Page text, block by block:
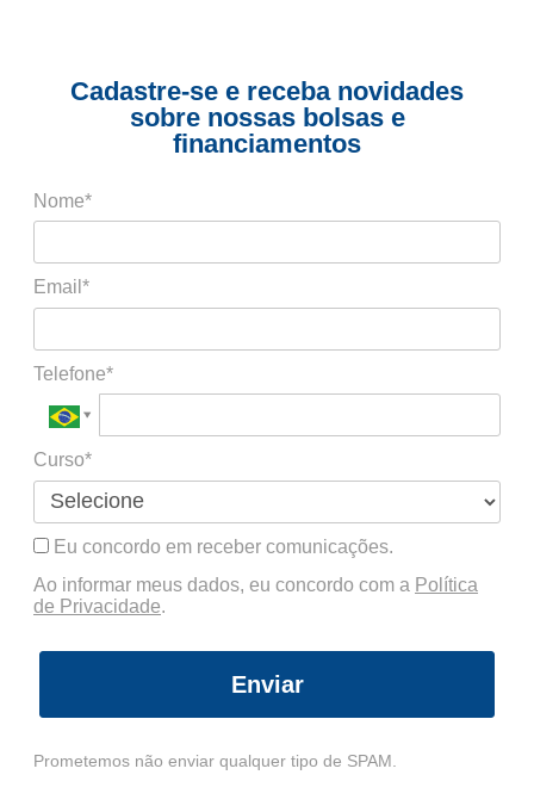
Cadastre-se e receba novidades
sobre nossas bolsas e
financiamentos
Nome*
Email*
Telefone*
Curso*
Eu concordo em receber comunicações.
Ao informar meus dados, eu concordo com a Política
de Privacidade.
Enviar
Prometemos não enviar qualquer tipo de SPAM.